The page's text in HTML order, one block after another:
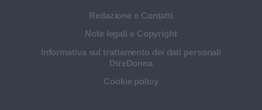
Redazione e Contatti
Note legali e Copyright
Informativa sul trattamento dei dati personali
DireDonna
Cookie policy